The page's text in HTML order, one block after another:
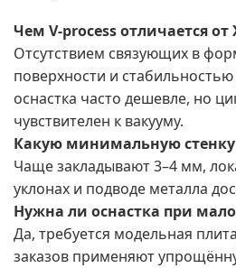
Чем V-process отличается
Отсутствием связующих в
поверхности и
оснастка часто дешевле, но
чувствителен к вакууму.
Какую минимальную стенку
Чаще закладывают 3–4 мм,
уклонах и подводе металла
Нужна ли оснастка при
Да, требуется модельная
заказов применяют